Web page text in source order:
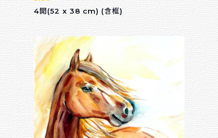
4開(52 x 38 cm) (含框)